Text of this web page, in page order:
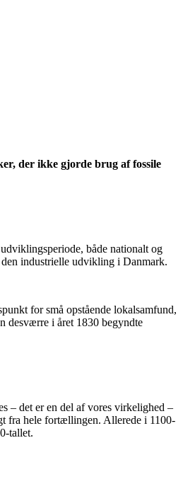
der ikke gjorde brug af fossile
både nationalt og
industrielle udvikling i Danmark.
for små opstående lokalsamfund,
desværre i året 1830 begyndte
– det er en del af vores virkelighed –
fra hele fortællingen. Allerede i 1100-
tallet.